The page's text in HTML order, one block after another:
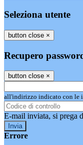
Seleziona utente
button close ×
Recupero
button close ×
all'indirizzo indicato con le
E-mail inviata, si prega
Errore